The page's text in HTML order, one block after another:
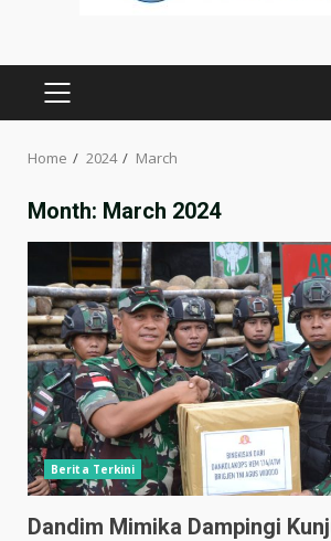
PRIMARY
Home 2024 March
Month: March 2024
Berita Terkini
Dandim Mimika Dampingi